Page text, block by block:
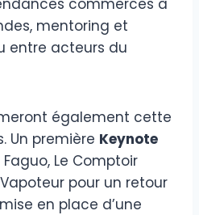
mentoring et
entre acteurs du
également cette
Un première Keynote
Le Comptoir
pour un retour
en place d’une